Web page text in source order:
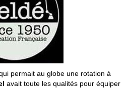
permait au globe une rotation à
avait toute les qualités pour équiper